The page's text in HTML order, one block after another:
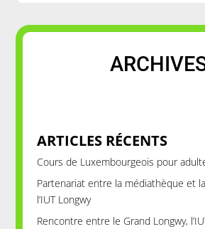
ARTICLES RÉCENTS
Cours de Luxembourgeois pour
Partenariat entre la médiathèque et
l’IUT Longwy
Rencontre entre le Grand Longwy,